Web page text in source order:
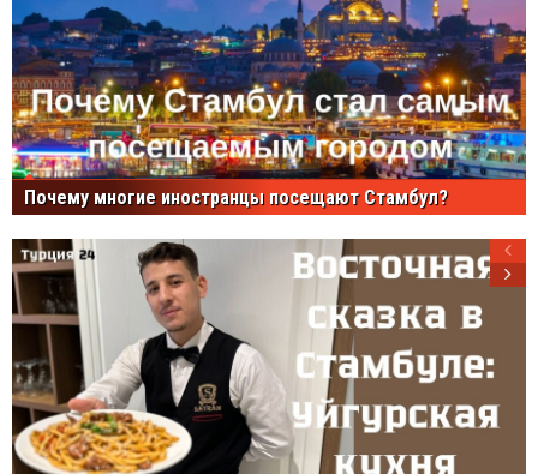
Почему многие иностранцы посещают Стамбул?